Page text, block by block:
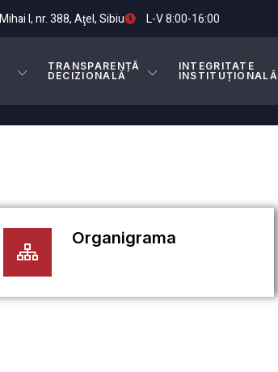
I, nr. 388, Aţel, Sibiu L-V 8:00-16:00
TRANSPARENȚĂ
DECIZIONALĂ
INTEGRITATE
INSTITUȚIONALĂ
Organigrama